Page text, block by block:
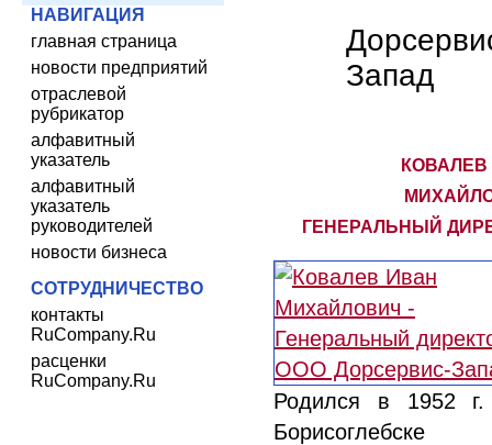
НАВИГАЦИЯ
главная страница
новости предприятий
отраслевой
рубрикатор
алфавитный
указатель
алфавитный
указатель
руководителей
новости бизнеса
СОТРУДНИЧЕСТВО
контакты
RuCompany.Ru
расценки
RuCompany.Ru
Запад
ГЕНЕРАЛЬНЫЙ
Родился в 1952
Борисоглебске